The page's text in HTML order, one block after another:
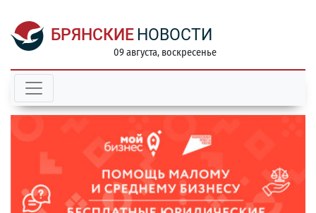
БРЯНСКИЕ НОВОСТИ
09 августа, воскресенье